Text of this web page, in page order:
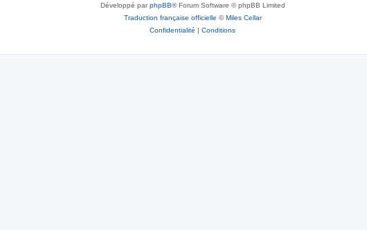
Développé parphpBB® Forum Software © phpBB Limited
Traduction française officielle ©Miles Cellar
Confidentialité | Conditions